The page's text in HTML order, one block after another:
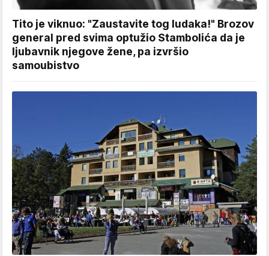
Tito je viknuo: "Zaustavite tog ludaka!" Brozov
general pred svima optužio Stambolića da je
ljubavnik njegove žene, pa izvršio
samoubistvo